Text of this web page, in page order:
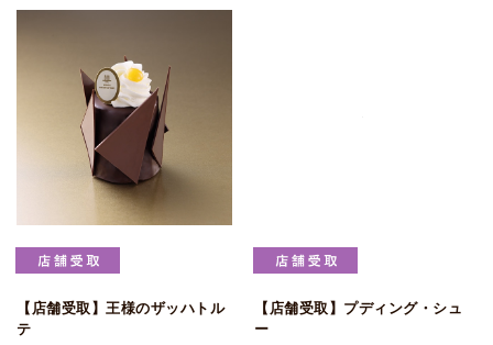
【店舗受取】王様のザッハトル
テ
【店舗受取】プディング・シュ
ー